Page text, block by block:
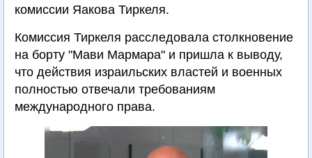
комиссии Яакова Тиркеля.
Комиссия Тиркеля расследовала столкновение
на борту "Мави Мармара" и пришла к выводу,
что действия израильских властей и военных
полностью отвечали требованиям
международного права.